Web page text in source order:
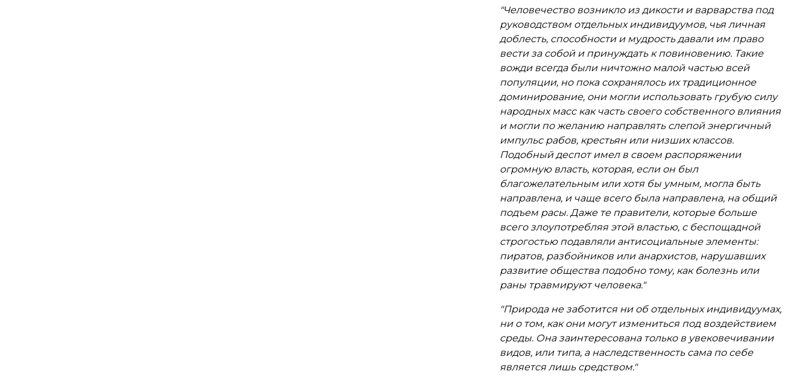
Вторая часть посвящена происхождению рас планеты и
их участию в исторических и доисторических событиях.
Большое внимание Грант уделяет грандиозным
арийским миграциям, к которым, в том числе, относит
колонизацию Американского континента англо-
саксонцами.
"Человечество возникло из дикости и варварства под
руководством отдельных индивидуумов, чья личная
доблесть, способности и мудрость давали им право
вести за собой и принуждать к повиновению. Такие
вожди всегда были ничтожно малой частью всей
популяции, но пока сохранялось их традиционное
доминирование, они могли использовать грубую силу
народных масс как часть своего собственного влияния
и могли по желанию направлять слепой энергичный
импульс рабов, крестьян или низших классов.
Подобный деспот имел в своем распоряжении
огромную власть, которая, если он был
благожелательным или хотя бы умным, могла быть
направлена, и чаще всего была направлена, на общий
подъем расы. Даже те правители, которые больше
всего злоупотребляя этой властью, с беспощадной
строгостью подавляли антисоциальные элементы:
пиратов, разбойников или анархистов, нарушавших
развитие общества подобно тому, как болезнь или
раны травмируют человека."
"Природа не заботится ни об отдельных индивидуумах,
ни о том, как они могут измениться под воздействием
среды. Она заинтересована только в увековечивании
видов, или типа, а наследственность сама по себе
является лишь средством."